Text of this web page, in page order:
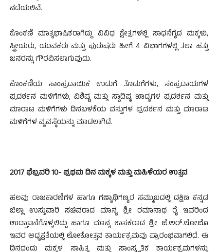
ನಡೆಯಲಿವೆ.
ಕೊಂಕಣಿ ಮಾತೃಭಾಷಿಕರಾಗಿದ್ದು ವಿವಿಧ ಕ್ಷೇತ್ರಗಳಲ್ಲಿ ಸಾಧನೆಗೈದ ಮಕ್ಕಳು,
ಸ್ತ್ರೀಯರು, ಯುವಕರು ಮತ್ತು ಪುರುಷರು ಹೀಗೆ 4 ವಿಭಾಗಗಳಲ್ಲಿ ತಲಾ ಹತ್ತು
ಜನರನ್ನು ಗೌರವಿಸಲಾಗುವುದು.
ಕೊಂಕಣಿಯ ಸಾಂಪ್ರದಾಯಿಕ ಉಡುಗೆ ತೊಡುಗೆಗಳು, ಸಂಪ್ರದಾಯಗಳ
ಪ್ರದರ್ಶನ ಮಳಿಗೆಗಳು, ವಿಶಿಷ್ಟ ಮತ್ತು ಸ್ವಾದಿಷ್ಠ ಖಾದ್ಯಗಳ ಪ್ರದರ್ಶನ ಮತ್ತು
ಮಾರಾಟ ಮಳಿಗೆಗಳು ದಿನಬಳಕೆಯ ವಸ್ತುಗಳ ಪ್ರದರ್ಶನ ಮತ್ತು ಮಾರಾಟ
ಮಳಿಗೆಗಳ ವ್ಯವಸ್ಥೆಯನ್ನು ಮಾಡಲಾಗಿದೆ.
2017 ಫೆಬ್ರವರಿ 10- ಪ್ರಥಮ ದಿನ ಮಕ್ಕಳ ಮತ್ತು ಮಹಿಳೆಯರ ಉತ್ಸವ
ಹಲವು ರಾಜಕಾರಣಿಗಳ ಹಾಗೂ ಗಣ್ಯಾಥಿಗಣ್ಯರ ಸಮ್ಮುಖದಲ್ಲಿ ದಕ್ಷಿಣ ಕನ್ನಡ
ಜಿಲ್ಲಾ ಉಸ್ತುವಾರಿ ಸಚಿವರಾದ ಮಾನ್ಯ ಶ್ರೀ ರಮಾನಾಥ ರೈ ಇವರಿಂದ
ಉದ್ಘಾಟನೆಗೊಳ್ಳಲಿದ್ದು ಹಾಗೂ ಮಾನ್ಯ ಶಾಸಕರಾದ ಶ್ರೀ ಜೆ.ಅರ್.ಲೋಬೊ
ಇವರ ಅಧ್ಯಕ್ಷತೆಯಲ್ಲಿ ಲೋಕೋತ್ಸವ ಕಾರ್ಯಕ್ರಮವು ಪ್ರಾರಂಭವಾಗಲಿದೆ. ಈ
ದಿನದಂದು ಮಕ್ಕಳ ಸಾಹಿತ್ಯ ಮತ್ತು ಸಾಂಸ್ಕೃತಿಕ ಕಾರ್ಯಕ್ರಮಗಳನ್ನು